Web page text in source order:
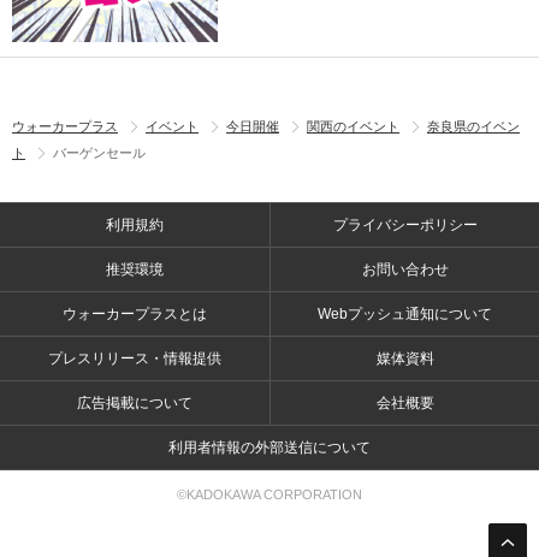
ウォーカープラス イベント 今日開催 関西のイベント
奈良県のイベン
ト
バーゲンセール
利用規約 プライバシーポリシー
推奨環境 お問い合わせ
ウォーカープラスとは Webプッシュ通知について
プレスリリース・情報提供 媒体資料
広告掲載について 会社概要
利用者情報の外部送信について
©KADOKAWA CORPORATION